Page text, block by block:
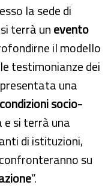
la sede di
terrà unevento
il modello
testimonianze dei
una
condizioni socio-
e si terrà una
di istituzioni,
su
”.